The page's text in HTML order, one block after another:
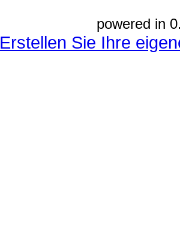
powered in
Erstellen Sie Ihre